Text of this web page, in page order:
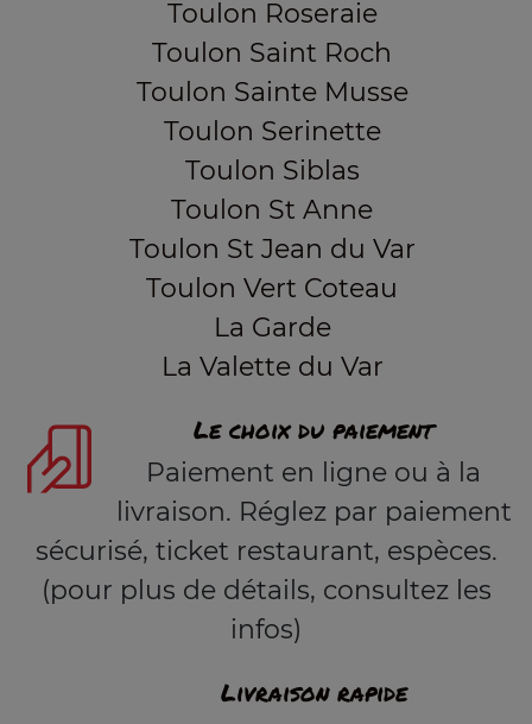
Toulon Roseraie
Toulon Saint Roch
Toulon Sainte Musse
Toulon Serinette
Toulon Siblas
Toulon St Anne
Toulon St Jean du Var
Toulon Vert Coteau
La Garde
La Valette du Var
Le choix du paiement
Paiement en ligne ou à la
livraison. Réglez par paiement
sécurisé, ticket restaurant, espèces.
(pour plus de détails, consultez les
infos)
Livraison rapide